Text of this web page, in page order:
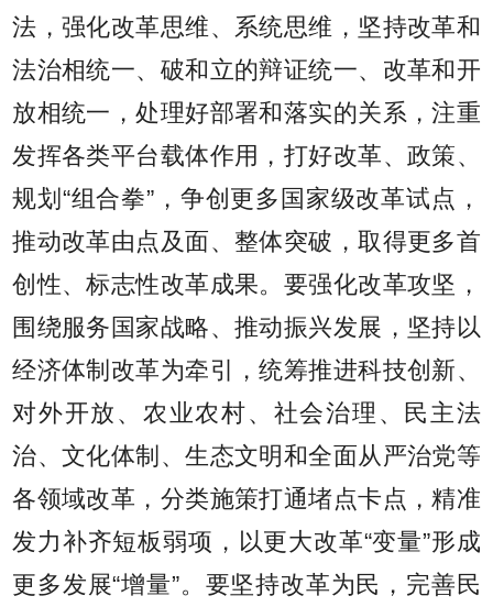
法，强化改革思维、系统思维，坚持改革和
法治相统一、破和立的辩证统一、改革和开
放相统一，处理好部署和落实的关系，注重
发挥各类平台载体作用，打好改革、政策、
规划“组合拳”，争创更多国家级改革试点，
推动改革由点及面、整体突破，取得更多首
创性、标志性改革成果。要强化改革攻坚，
围绕服务国家战略、推动振兴发展，坚持以
经济体制改革为牵引，统筹推进科技创新、
对外开放、农业农村、社会治理、民主法
治、文化体制、生态文明和全面从严治党等
各领域改革，分类施策打通堵点卡点，精准
发力补齐短板弱项，以更大改革“变量”形成
更多发展“增量”。要坚持改革为民，完善民